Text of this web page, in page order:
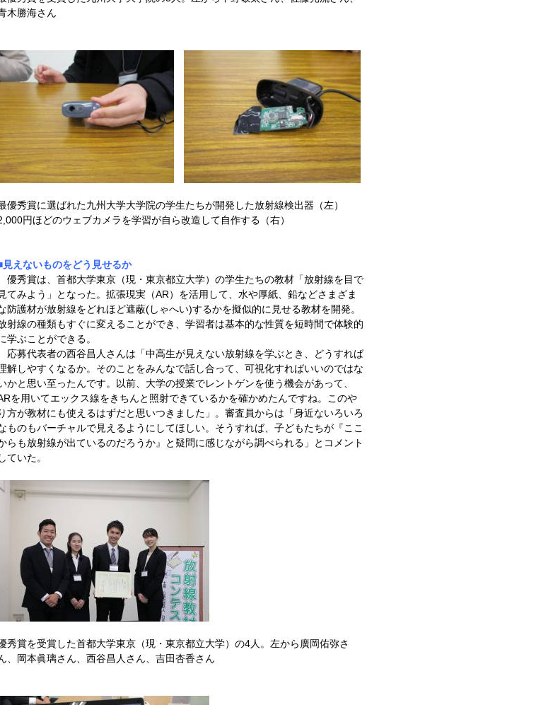
木勝海さん
優秀賞に選ばれた九州大学大学院の学生たちが開発した放射線検出器（左）
円ほどのウェブカメラを学習が自ら改造して自作する（右）
見えないものをどう見せるか
優秀賞は、首都大学東京（現・東京都立大学）の学生たちの教材「放射線を目で
見てみよう」となった。拡張現実（AR）を活用して、水や厚紙、鉛などさまざま
防護材が放射線をどれほど遮蔽(しゃへい)するかを擬似的に見せる教材を開発。
射線の種類もすぐに変えることができ、学習者は基本的な性質を短時間で体験的
学ぶことができる。
応募代表者の西谷昌人さんは「中高生が見えない放射線を学ぶとき、どうすれば
解しやすくなるか。そのことをみんなで話し合って、可視化すればいいのではな
かと思い至ったんです。以前、大学の授業でレントゲンを使う機会があって、
を用いてエックス線をきちんと照射できているかを確かめたんですね。このや
り方が教材にも使えるはずだと思いつきました」。審査員からは「身近ないろいろ
ものもバーチャルで見えるようにしてほしい。そうすれば、子どもたちが『ここ
らも放射線が出ているのだろうか』と疑問に感じながら調べられる」とコメント
していた。
秀賞を受賞した首都大学東京（現・東京都立大学）の4人。左から廣岡佑弥さ
、岡本眞璃さん、西谷昌人さん、吉田杏香さん